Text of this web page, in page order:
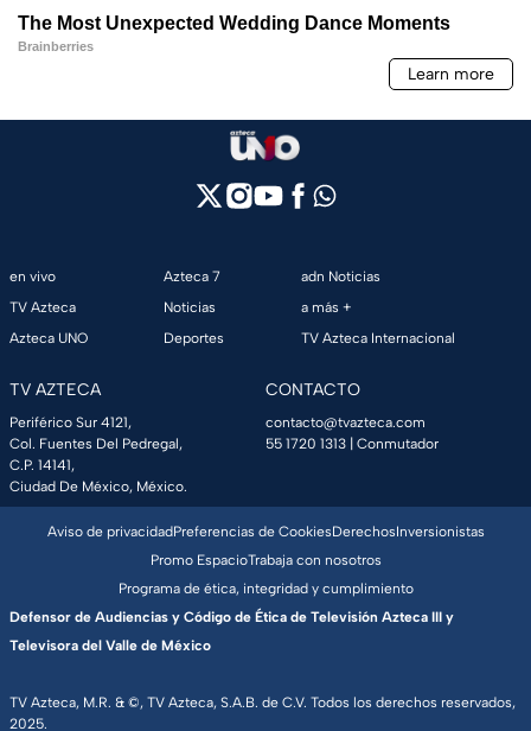
en vivo
TV Azteca
Azteca UNO
Azteca 7
Noticias
Deportes
adn Noticias
a más +
TV Azteca Internacional
TV AZTECA
Periférico Sur 4121,
Col. Fuentes Del Pedregal,
C.P. 14141,
Ciudad De México, México.
CONTACTO
contacto@tvazteca.com
55 1720 1313 | Conmutador
TV Azteca, M.R. & ©, TV Azteca, S.A.B. de C.V. Todos los derechos reservados,
2025.
Aviso de privacidadPreferencias de CookiesDerechosInversionistas
Promo EspacioTrabaja con nosotros
Programa de ética, integridad y cumplimiento
Defensor de Audiencias y Código de Ética de Televisión Azteca III y
Televisora del Valle de México